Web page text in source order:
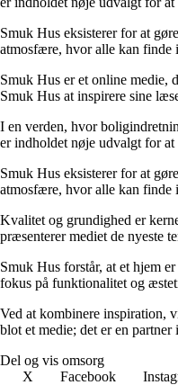
Smuk Hus eksisterer for at
atmosfære, hvor alle kan finde
Smuk Hus er et online medie,
Smuk Hus at inspirere sine
I en verden, hvor
er indholdet nøje udvalgt for
Smuk Hus eksisterer for at
atmosfære, hvor alle kan finde
Kvalitet og grundighed er
præsenterer mediet de nyeste
Smuk Hus forstår, at et hjem
fokus på funktionalitet og
Ved at kombinere inspiration,
blot et medie; det er en
Del og vis omsorg
X
Facebook